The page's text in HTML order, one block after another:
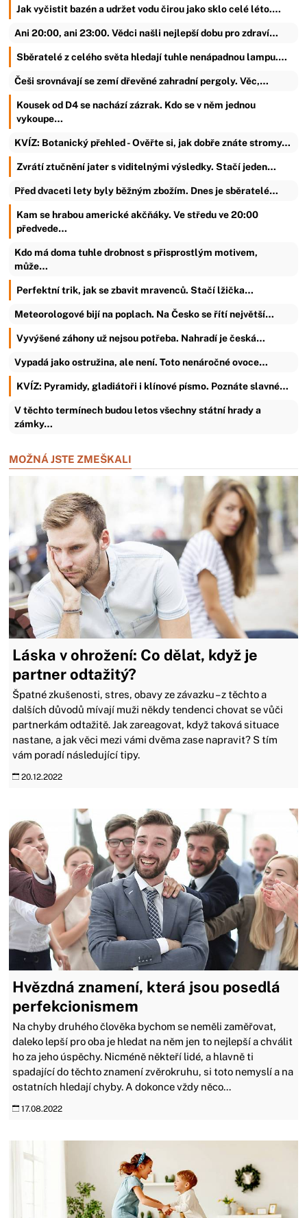
Jak vyčistit bazén a udržet vodu čirou jako sklo celé léto.…
Ani 20:00, ani 23:00. Vědci našli nejlepší dobu pro zdraví…
Sběratelé z celého světa hledají tuhle nenápadnou lampu.…
Češi srovnávají se zemí dřevěné zahradní pergoly. Věc,…
Kousek od D4 se nachází zázrak. Kdo se v něm jednou
vykoupe…
KVÍZ: Botanický přehled - Ověřte si, jak dobře znáte stromy…
Zvrátí ztučnění jater s viditelnými výsledky. Stačí jeden…
Před dvaceti lety byly běžným zbožím. Dnes je sběratelé…
Kam se hrabou americké akčňáky. Ve středu ve 20:00
předvede…
Kdo má doma tuhle drobnost s přisprostlým motivem,
může…
Perfektní trik, jak se zbavit mravenců. Stačí lžička…
Meteorologové bijí na poplach. Na Česko se řítí největší…
Vyvýšené záhony už nejsou potřeba. Nahradí je česká…
Vypadá jako ostružina, ale není. Toto nenáročné ovoce…
KVÍZ: Pyramidy, gladiátoři i klínové písmo. Poznáte slavné…
V těchto termínech budou letos všechny státní hrady a
zámky…
MOŽNÁ JSTE ZMEŠKALI
Láska v ohrožení: Co dělat, když je
partner odtažitý?
Špatné zkušenosti, stres, obavy ze závazku – z těchto a
dalších důvodů mívají muži někdy tendenci chovat se vůči
partnerkám odtažitě. Jak zareagovat, když taková situace
nastane, a jak věci mezi vámi dvěma zase napravit? S tím
vám poradí následující tipy.
20.12.2022
Hvězdná znamení, která jsou posedlá
perfekcionismem
Na chyby druhého člověka bychom se neměli zaměřovat,
daleko lepší pro oba je hledat na něm jen to nejlepší a chválit
ho za jeho úspěchy. Nicméně někteří lidé, a hlavně ti
spadající do těchto znamení zvěrokruhu, si toto nemyslí a na
ostatních hledají chyby. A dokonce vždy něco...
17.08.2022